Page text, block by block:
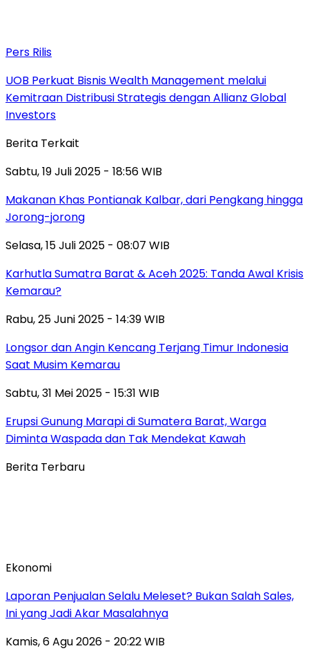
Pers Rilis
UOB Perkuat Bisnis Wealth Management melalui
Kemitraan Distribusi Strategis dengan Allianz Global
Investors
Berita Terkait
Sabtu, 19 Juli 2025 - 18:56 WIB
Makanan Khas Pontianak Kalbar, dari Pengkang hingga
Jorong-jorong
Selasa, 15 Juli 2025 - 08:07 WIB
Karhutla Sumatra Barat & Aceh 2025: Tanda Awal Krisis
Kemarau?
Rabu, 25 Juni 2025 - 14:39 WIB
Longsor dan Angin Kencang Terjang Timur Indonesia
Saat Musim Kemarau
Sabtu, 31 Mei 2025 - 15:31 WIB
Erupsi Gunung Marapi di Sumatera Barat, Warga
Diminta Waspada dan Tak Mendekat Kawah
Berita Terbaru
Ekonomi
Laporan Penjualan Selalu Meleset? Bukan Salah Sales,
Ini yang Jadi Akar Masalahnya
Kamis, 6 Agu 2026 - 20:22 WIB